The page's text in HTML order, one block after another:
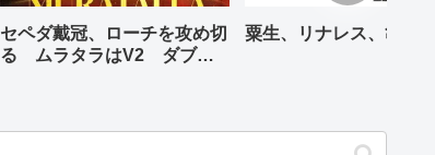
セペダ戴冠、ローチを攻め切
る ムラタラはV2 ダブル
粟生、リナレス、亀海